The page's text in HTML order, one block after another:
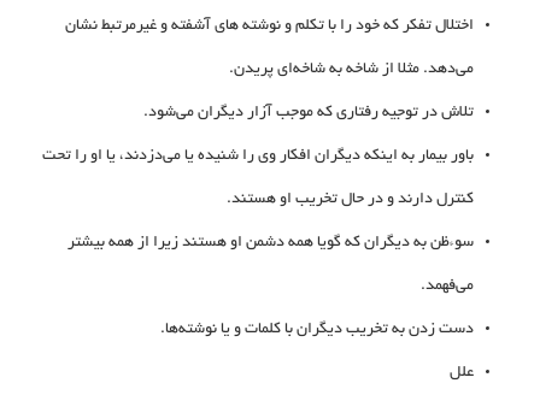
اختلال‌ تفکر که‌ خود را با تکلم‌ و نوشته های آشفته‌ و غیرمرتبط‌ نشان‌
می‌دهد. مثلا از شاخه به شاخه‌ای پریدن.
تلاش در توجیه رفتاری که موجب آزار دیگران می‌شود.
باور بیمار به اینکه‌ دیگران‌ افکار وی‌ را شنیده‌ یا می‌دزدند، یا او را تحت‌
کنترل‌ دارند و در حال تخریب او هستند.
سوءظن‌ به‌ دیگران‌ که گویا همه دشمن او هستند زیرا از همه بیشتر
می‌فهمد.
دست زدن به تخریب دیگران با کلمات و یا نوشته‌ها.
علل‌